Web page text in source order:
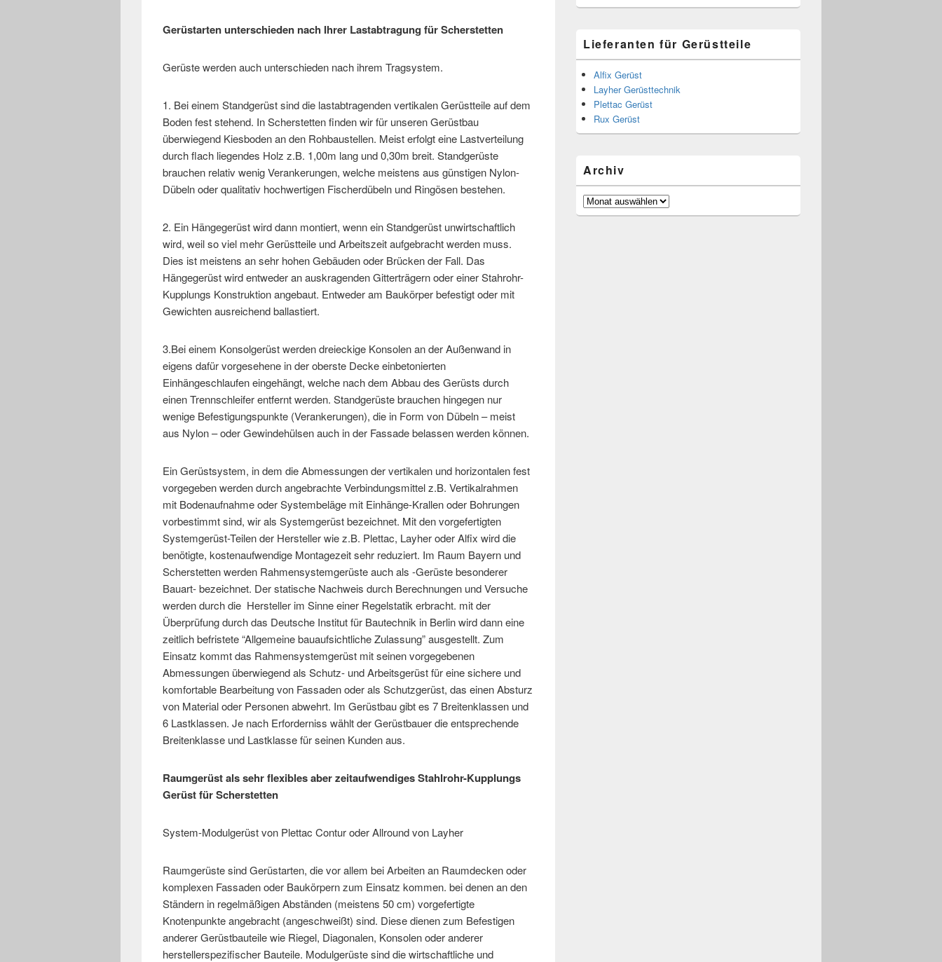
Gerüstarten unterschieden nach Ihrer Lastabtragung für Scherstetten
Gerüste werden auch unterschieden nach ihrem Tragsystem.
1. Bei einem Standgerüst sind die lastabtragenden vertikalen Gerüstteile auf dem
Boden fest stehend. In Scherstetten finden wir für unseren Gerüstbau
überwiegend Kiesboden an den Rohbaustellen. Meist erfolgt eine Lastverteilung
durch flach liegendes Holz z.B. 1,00m lang und 0,30m breit. Standgerüste
brauchen relativ wenig Verankerungen, welche meistens aus günstigen Nylon-
Dübeln oder qualitativ hochwertigen Fischerdübeln und Ringösen bestehen.
2. Ein Hängegerüst wird dann montiert, wenn ein Standgerüst unwirtschaftlich
wird, weil so viel mehr Gerüstteile und Arbeitszeit aufgebracht werden muss.
Dies ist meistens an sehr hohen Gebäuden oder Brücken der Fall. Das
Hängegerüst wird entweder an auskragenden Gitterträgern oder einer Stahrohr-
Kupplungs Konstruktion angebaut. Entweder am Baukörper befestigt oder mit
Gewichten ausreichend ballastiert.
3.Bei einem Konsolgerüst werden dreieckige Konsolen an der Außenwand in
eigens dafür vorgesehene in der oberste Decke einbetonierten
Einhängeschlaufen eingehängt, welche nach dem Abbau des Gerüsts durch
einen Trennschleifer entfernt werden. Standgerüste brauchen hingegen nur
wenige Befestigungspunkte (Verankerungen), die in Form von Dübeln – meist
aus Nylon – oder Gewindehülsen auch in der Fassade belassen werden können.
Ein Gerüstsystem, in dem die Abmessungen der vertikalen und horizontalen fest
vorgegeben werden durch angebrachte Verbindungsmittel z.B. Vertikalrahmen
mit Bodenaufnahme oder Systembeläge mit Einhänge-Krallen oder Bohrungen
vorbestimmt sind, wir als Systemgerüst bezeichnet. Mit den vorgefertigten
Systemgerüst-Teilen der Hersteller wie z.B. Plettac, Layher oder Alfix wird die
benötigte, kostenaufwendige Montagezeit sehr reduziert. Im Raum Bayern und
Scherstetten werden Rahmensystemgerüste auch als -Gerüste besonderer
Bauart- bezeichnet. Der statische Nachweis durch Berechnungen und Versuche
werden durch die Hersteller im Sinne einer Regelstatik erbracht. mit der
Überprüfung durch das Deutsche Institut für Bautechnik in Berlin wird dann eine
zeitlich befristete “Allgemeine bauaufsichtliche Zulassung” ausgestellt. Zum
Einsatz kommt das Rahmensystemgerüst mit seinen vorgegebenen
Abmessungen überwiegend als Schutz- und Arbeitsgerüst für eine sichere und
komfortable Bearbeitung von Fassaden oder als Schutzgerüst, das einen Absturz
von Material oder Personen abwehrt. Im Gerüstbau gibt es 7 Breitenklassen und
6 Lastklassen. Je nach Erforderniss wählt der Gerüstbauer die entsprechende
Breitenklasse und Lastklasse für seinen Kunden aus.
Raumgerüst als sehr flexibles aber zeitaufwendiges Stahlrohr-Kupplungs
Gerüst für Scherstetten
System-Modulgerüst von Plettac Contur oder Allround von Layher
Raumgerüste sind Gerüstarten, die vor allem bei Arbeiten an Raumdecken oder
komplexen Fassaden oder Baukörpern zum Einsatz kommen. bei denen an den
Ständern in regelmäßigen Abständen (meistens 50 cm) vorgefertigte
Knotenpunkte angebracht (angeschweißt) sind. Diese dienen zum Befestigen
anderer Gerüstbauteile wie Riegel, Diagonalen, Konsolen oder anderer
herstellerspezifischer Bauteile. Modulgerüste sind die wirtschaftliche und
Lieferanten für Gerüstteile
Alfix Gerüst
Layher Gerüsttechnik
Plettac Gerüst
Rux Gerüst
Archiv
Archiv